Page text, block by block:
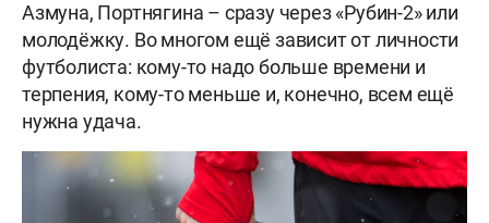
Азмуна, Портнягина – сразу через «Рубин-2» или
молодёжку. Во многом ещё зависит от личности
футболиста: кому-то надо больше времени и
терпения, кому-то меньше и, конечно, всем ещё
нужна удача.